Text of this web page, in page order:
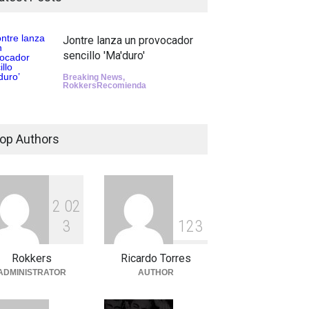
Jontre lanza un provocador
sencillo 'Ma'duro'
Breaking News,
RokkersRecomienda
Authors
2 02
3
Rokkers
1 23
Ricardo Torres
AUTHOR